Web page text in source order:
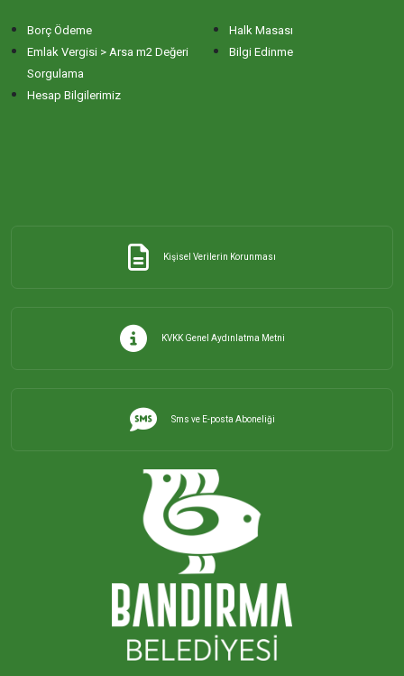
Borç Ödeme
Emlak Vergisi > Arsa m2 Değeri
Sorgulama
Hesap Bilgilerimiz
Halk Masası
Bilgi Edinme
Kişisel Verilerin Korunması
KVKK Genel Aydınlatma Metni
Sms ve E-posta Aboneliği